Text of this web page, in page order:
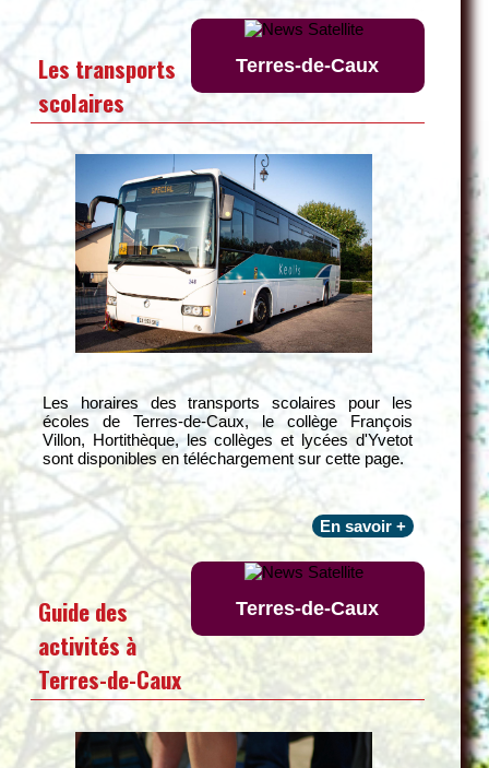
Terres-de-Caux
Les transports
scolaires
Les horaires des transports scolaires pour les
écoles de Terres-de-Caux, le collège François
Villon, Hortithèque, les collèges et lycées d'Yvetot
sont disponibles en téléchargement sur cette page.
En savoir +
Terres-de-Caux
Guide des
activités à
Terres-de-Caux